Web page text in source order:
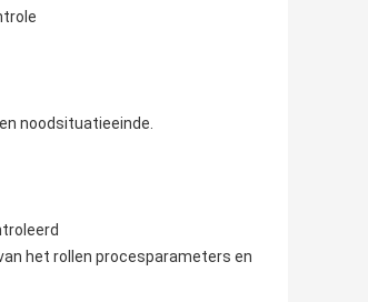
noodsituatieeinde.
het rollen procesparameters en